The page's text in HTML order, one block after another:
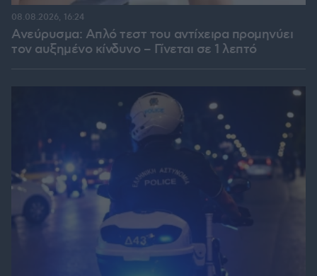
Ανεύρυσμα: Απλό τεστ του αντίχειρα προμηνύει
τον αυξημένο κίνδυνο – Γίνεται σε 1 λεπτό
08.08.2026, 16:24